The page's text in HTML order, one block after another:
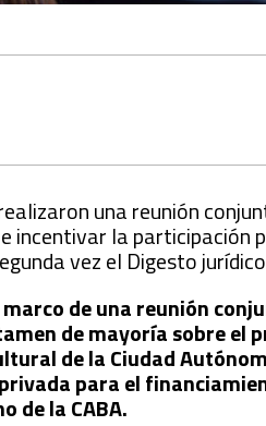
una reunión
incentivar la participación
vez el Digesto
de una reunión
de mayoría sobre el
de la Ciudad
para el
de la CABA.